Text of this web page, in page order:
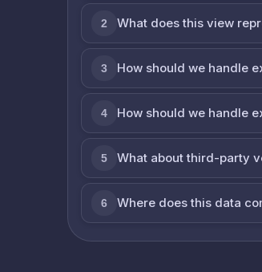
2 What does this view
3 How should we handle
4 How should we handle
5 What about third-party
6 Where does this data